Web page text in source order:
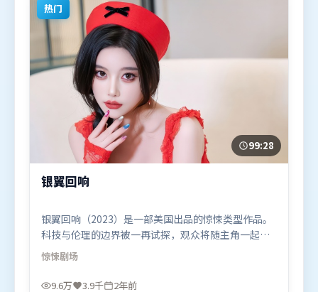
热门
99:28
银翼回响
银翼回响（2023）是一部美国出品的惊悚类型作品。
科技与伦理的边界被一再试探，观众将随主角一起经
历道德震荡。类型元素被重新组合，既致敬经典也尝
试突破套路。由薛晓路执导，古天乐、汤姆·哈迪、
木村拓哉，王景春等联袂出演。影片于2023年11月7
惊悚剧场
9.6万 3.9千 2年前